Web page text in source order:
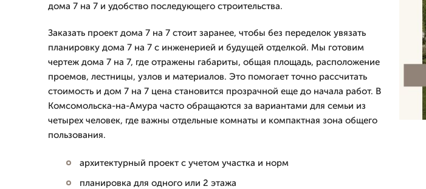
дома 7 на 7 и удобство последующего строительства.
Заказать проект дома 7 на 7 стоит заранее, чтобы без переделок увязать
планировку дома 7 на 7 с инженерией и будущей отделкой. Мы готовим
чертеж дома 7 на 7, где отражены габариты, общая площадь, расположение
проемов, лестницы, узлов и материалов. Это помогает точно рассчитать
стоимость и дом 7 на 7 цена становится прозрачной еще до начала работ. В
Комсомольска-на-Амура часто обращаются за вариантами для семьи из
четырех человек, где важны отдельные комнаты и компактная зона общего
пользования.
архитектурный проект с учетом участка и норм
планировка для одного или 2 этажа